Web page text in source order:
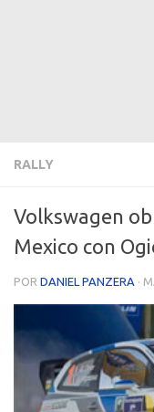
RALLY
Volkswagen
Mexico con
POR DANIEL PANZERA ·